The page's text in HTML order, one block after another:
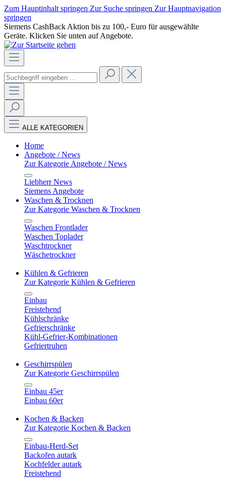
Zum Hauptinhalt springen Zur Suche springen Zur Hauptnavigation
springen
Siemens CashBack Aktion bis zu 100,- Euro für ausgewählte
Geräte. Klicken Sie unten auf Angebote.
ALLE KATEGORIEN
Home
Angebote / News
Zur Kategorie Angebote / News
Liebherr News
Siemens Angebote
Waschen & Trocknen
Zur Kategorie Waschen & Trocknen
Waschen Frontlader
Waschen Toplader
Waschtrockner
Wäschetrockner
Kühlen & Gefrieren
Zur Kategorie Kühlen & Gefrieren
Einbau
Freistehend
Kühlschränke
Gefrierschränke
Kühl-Gefrier-Kombinationen
Gefriertruhen
Geschirrspülen
Zur Kategorie Geschirrspülen
Einbau 45er
Einbau 60er
Kochen & Backen
Zur Kategorie Kochen & Backen
Einbau-Herd-Set
Backofen autark
Kochfelder autark
Freistehend